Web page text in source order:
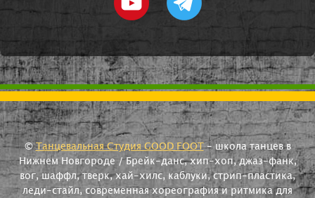
©Танцевальная Студия GOOD FOOT- школа танцев в
Нижнем Новгороде / Брейк-данс, хип-хоп, джаз-фанк,
вог, шаффл, тверк, хай-хилс, каблуки, стрип-пластика,
леди-стайл, современная хореография и ритмика для